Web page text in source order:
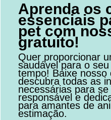
Aprenda os
essenciais
pet com
gratuito!
Quer proporcionar
saudável para o
tempo! Baixe nosso
descubra todas as
necessárias para
responsável e
para amantes de
estimação.